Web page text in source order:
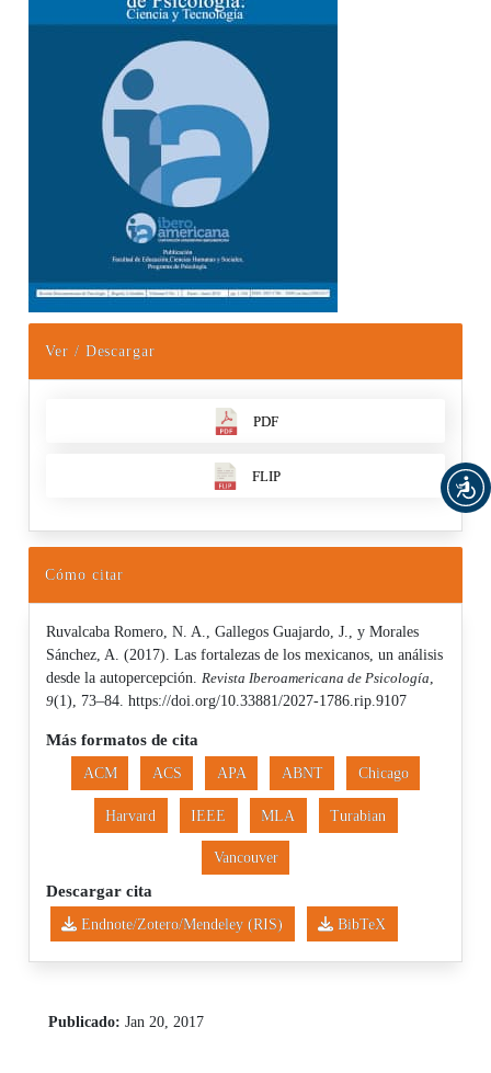
Ver / Descargar
PDF
FLIP
Cómo citar
Ruvalcaba Romero, N. A., Gallegos Guajardo, J., y Morales
Sánchez, A. (2017). Las fortalezas de los mexicanos, un análisis
desde la autopercepción.Revista Iberoamericana de Psicología,
9(1), 73–84. https://doi.org/10.33881/2027-1786.rip.9107
Más formatos de cita
ACM ACS APA ABNT Chicago
Harvard IEEE MLA Turabian
Vancouver
Descargar cita
Endnote/Zotero/Mendeley (RIS) BibTeX
Publicado: Jan 20, 2017